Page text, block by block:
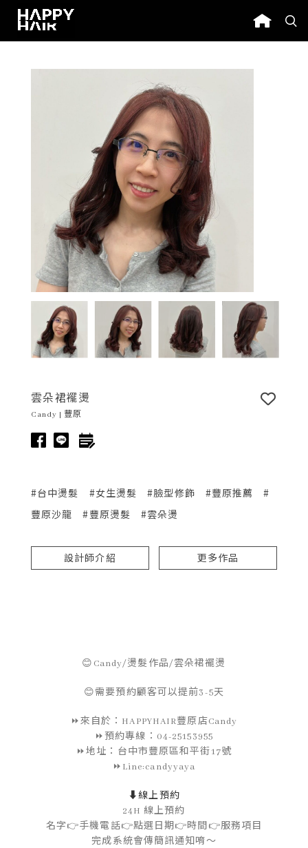
雲朵裙襬燙
Candy | 豐原
#台中燙髮 #女生燙髮 #臉型修飾 #豐原推薦
#
豐原沙龍
#豐原燙髮 #雲朵燙
設計師介紹 更多作品
😊Candy/燙髮作品/雲朵裙襬燙
😊需要預約顧客可以提前3-5天
⏩來自於：HAPPYHAIR豐原店Candy
⏩預約專線：04-25153955
⏩地址：台中市豐原區和平街17號
⏩Line:candyyaya
⬇️線上預約
24H 線上預約
名字👉手機電話👉點選日期👉時間👉服務項目
完成系統會傳簡訊通知唷～